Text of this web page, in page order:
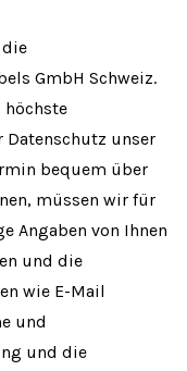
GmbH Schweiz.
höchste
unser
bequem über
müssen wir für
Angaben von Ihnen
und die
wie E-Mail
und
und die